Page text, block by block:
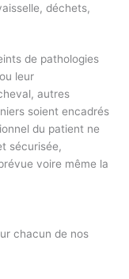
déchets,
de pathologies
leur
autres
soient encadrés
du patient ne
sécurisée,
voire même la
chacun de nos